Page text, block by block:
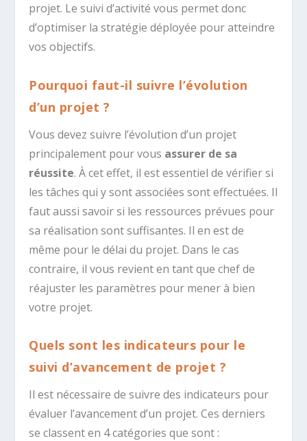
projet. Le suivi d’activité vous permet donc
d’optimiser la stratégie déployée pour atteindre
vos objectifs.
Pourquoi faut-il suivre l’évolution
d’un projet ?
Vous devez suivre l’évolution d’un projet
principalement pour vous assurer de sa
réussite. À cet effet, il est essentiel de vérifier si
les tâches qui y sont associées sont effectuées. Il
faut aussi savoir si les ressources prévues pour
sa réalisation sont suffisantes. Il en est de
même pour le délai du projet. Dans le cas
contraire, il vous revient en tant que chef de
réajuster les paramètres pour mener à bien
votre projet.
Quels sont les indicateurs pour le
suivi d’avancement de projet ?
Il est nécessaire de suivre des indicateurs pour
évaluer l’avancement d’un projet. Ces derniers
se classent en 4 catégories que sont :